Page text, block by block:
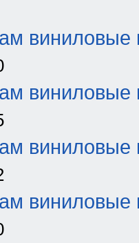
виниловые
виниловые
виниловые
виниловые